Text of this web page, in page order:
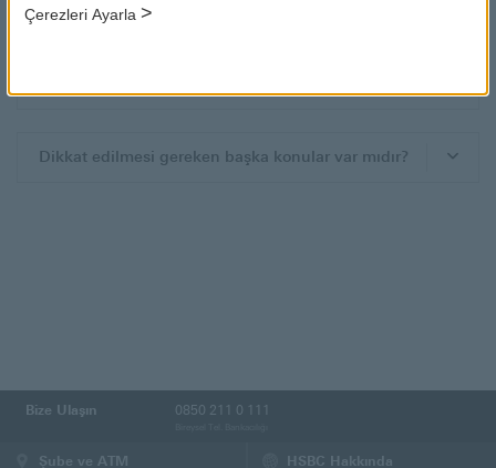
Dikkat edilmesi gereken başka konular var mıdır?
Bize Ulaşın 0850 211 0 111
Şube ve ATM HSBC Hakkında
Çerezleri Ayarla >